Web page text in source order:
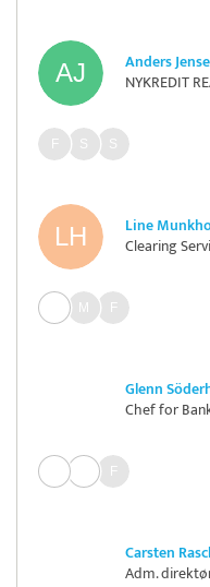
Anders
NYKREDIT
Line
Clearing
Glenn
Chef for
Carsten
Adm.